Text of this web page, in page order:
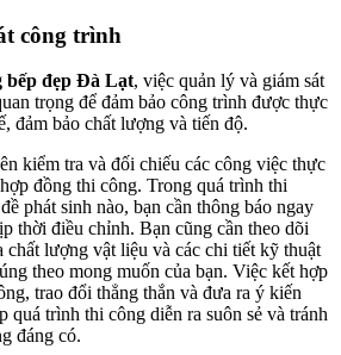
công trình
bếp đẹp Đà Lạt, việc quản lý và giám sát
trọng để đảm bảo công trình được thực
đảm bảo chất lượng và tiến độ.
kiểm tra và đối chiếu các công việc thực
đồng thi công. Trong quá trình thi
phát sinh nào, bạn cần thông báo ngay
thời điều chỉnh. Bạn cũng cần theo dõi
chất lượng vật liệu và các chi tiết kỹ thuật
theo mong muốn của bạn. Việc kết hợp
trao đổi thẳng thắn và đưa ra ý kiến
quá trình thi công diễn ra suôn sẻ và tránh
đáng có.